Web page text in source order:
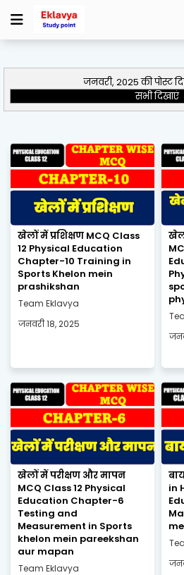
जनवरी, 2025 की पोस्ट
सभी दिखाएं
खेलों में प्रशिक्षण MCQ Class
12 Physical Education
Chapter-10 Training in
Sports Khelon mein
prashikshan
Team Eklavya
जनवरी 18, 2025
खेलों में परीक्षण और मापन
MCQ Class 12 Physical
Education Chapter-6
Testing and
Measurement in Sports
khelon mein pareekshan
aur mapan
Team Eklavya
in